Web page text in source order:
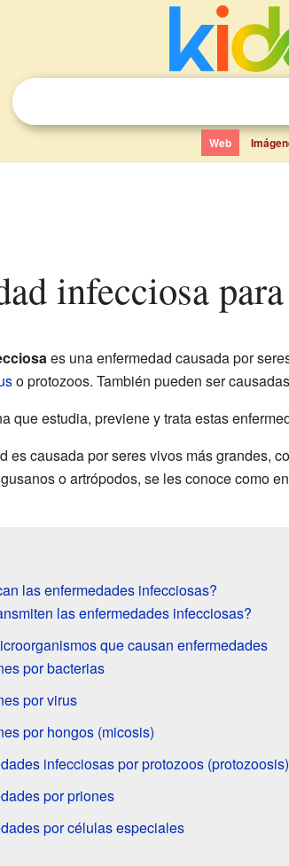
Web
infecciosa
es una enfermedad causada por
o protozoos. También pueden ser
que estudia, previene y trata estas
es causada por seres vivos más grandes,
o artrópodos, se les conoce como
las enfermedades infecciosas?
las enfermedades infecciosas?
que causan enfermedades
por bacterias
por virus
por hongos (micosis)
infecciosas por protozoos (protozoosis)
por priones
por células especiales